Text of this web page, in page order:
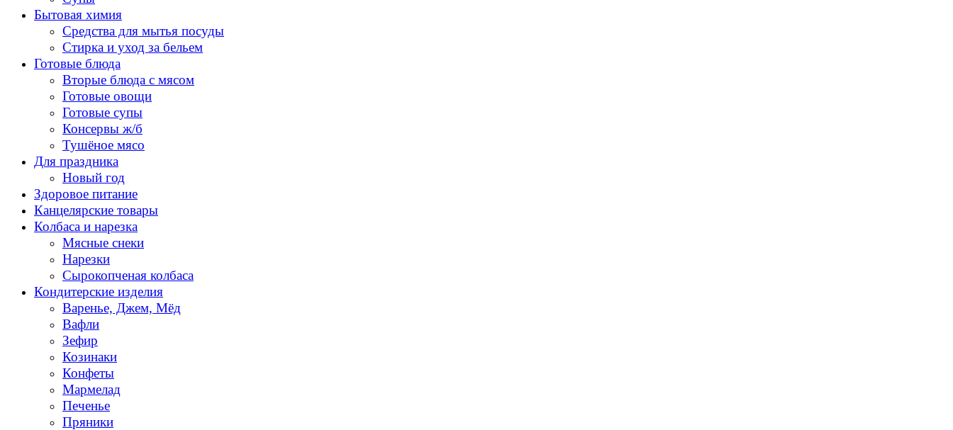
Бытовая химия
Средства для мытья посуды
Стирка и уход за бельем
Готовые блюда
Вторые блюда с мясом
Готовые овощи
Готовые супы
Консервы ж/б
Тушёное мясо
Для праздника
Новый год
Здоровое питание
Канцелярские товары
Колбаса и нарезка
Мясные снеки
Нарезки
Сырокопченая колбаса
Кондитерские изделия
Варенье, Джем, Мёд
Вафли
Зефир
Козинаки
Конфеты
Мармелад
Печенье
Пряники